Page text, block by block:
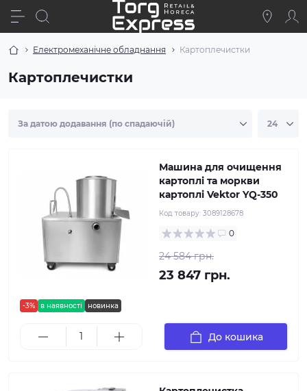
Електромеханічне обладнання Картоплечистки
Картоплечистки
-3% в наявності новинка
Машина для очищення
картоплі та моркви
картоплі Vektor YQ-350
Код товару: 3089128678
0
24 584 грн.
23 847 грн.
До кошика